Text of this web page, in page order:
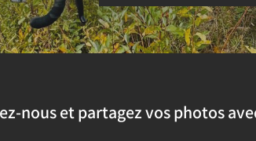
nous et partagez vos photos